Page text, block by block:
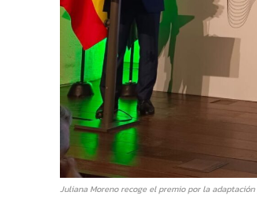
Juliana Moreno recoge el premio por la